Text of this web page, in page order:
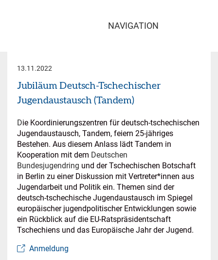
NAVIGATION
13.11.2022
Jubiläum Deutsch-Tschechischer
Jugendaustausch (Tandem)
Die Koordinierungszentren für deutsch-tschechischen
Jugendaustausch, Tandem, feiern 25-jähriges
Bestehen. Aus diesem Anlass lädt Tandem in
Kooperation mit dem Deutschen
Bundesjugendring und der Tschechischen Botschaft
in Berlin zu einer Diskussion mit Vertreter*innen aus
Jugendarbeit und Politik ein. Themen sind der
deutsch-tschechische Jugendaustausch im Spiegel
europäischer jugendpolitischer Entwicklungen sowie
ein Rückblick auf die EU-Ratspräsidentschaft
Tschechiens und das Europäische Jahr der Jugend.
Anmeldung